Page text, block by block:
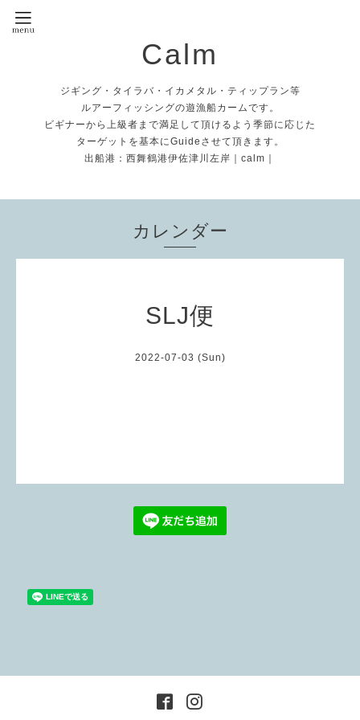
Calm
ジギング・タイラバ・イカメタル・ティップラン等
ルアーフィッシングの遊漁船カームです。
ビギナーから上級者まで満足して頂けるよう季節に応じた
ターゲットを基本にGuideさせて頂きます。
出船港：西舞鶴港伊佐津川左岸｜calm｜
カレンダー
SLJ便
2022-07-03 (Sun)